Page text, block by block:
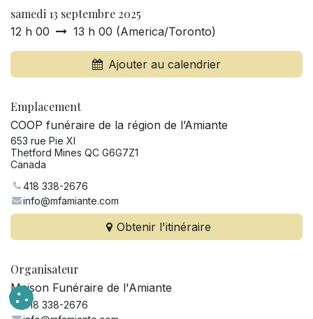
samedi 13 septembre 2025
12 h 00 13 h 00 (America/Toronto)
Ajouter au calendrier
Emplacement
COOP funéraire de la région de l’Amiante
653 rue Pie XI
Thetford Mines QC G6G7Z1
Canada
418 338-2676
info@mfamiante.com
Obtenir l'itinéraire
Organisateur
Maison Funéraire de l'Amiante
418 338-2676